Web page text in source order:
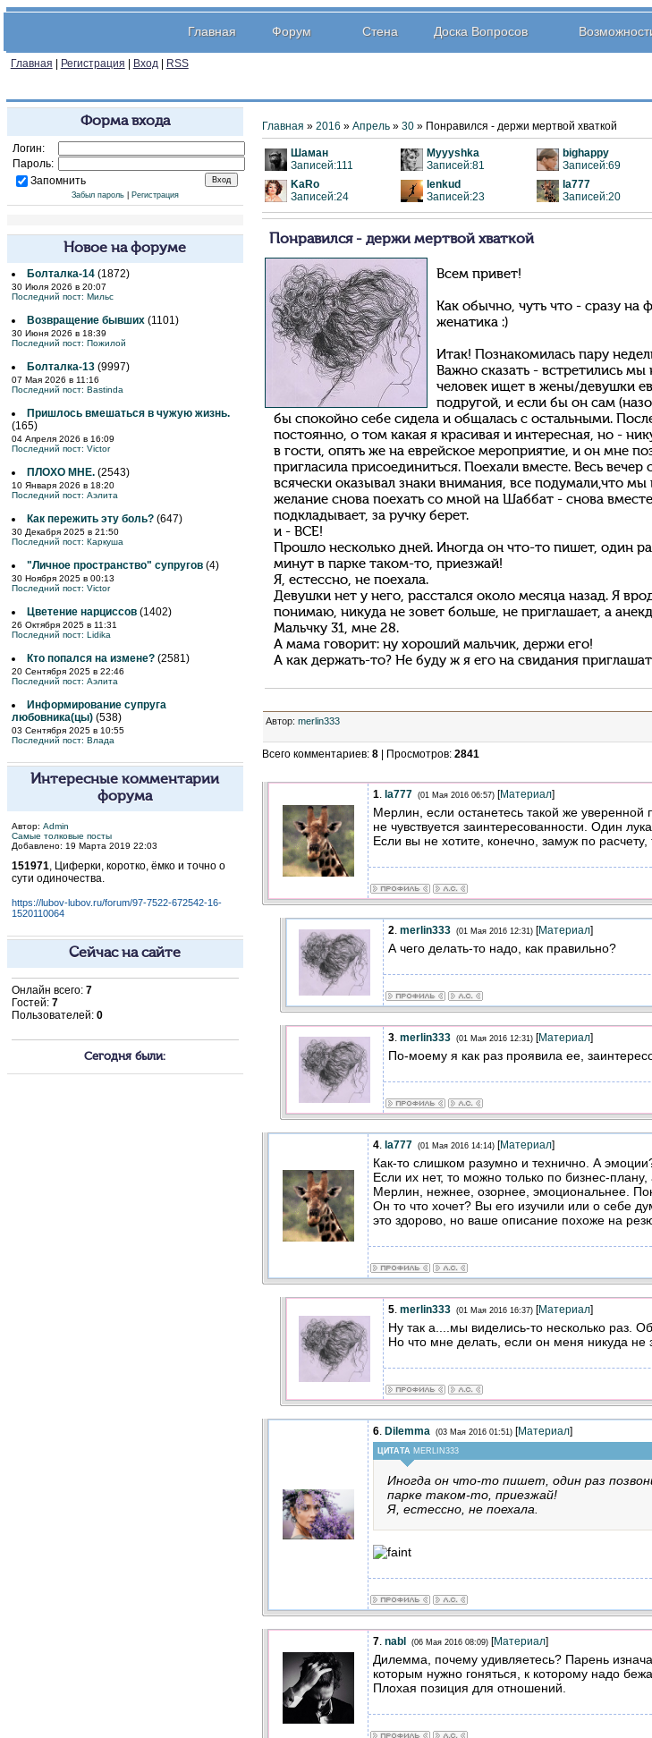
Главная Форум Стена Доска Вопросов
Главная Регистрация Вход| RSS
Форма входа
Логин:
Пароль:
Запомнить
Забыл пароль| Регистрация
Новое на форуме
Болталка-14(1872)
30 Июля 2026 в 20:07
Последний пост: Мильс
Возвращение бывших(1101)
30 Июня 2026 в 18:39
Последний пост: Пожилой
Болталка-13(9997)
07 Мая 2026 в 11:16
Последний пост: Bastinda
Пришлось вмешаться в чужую жизнь.
(165)
04 Апреля 2026 в 16:09
Последний пост: Victor
ПЛОХО МНЕ.(2543)
10 Января 2026 в 18:20
Последний пост: Аэлита
Как пережить эту боль?(647)
30 Декабря 2025 в 21:50
Последний пост: Каркуша
"Личное пространство" супругов(4)
30 Ноября 2025 в 00:13
Последний пост: Victor
Цветение нарциссов(1402)
26 Октября 2025 в 11:31
Последний пост: Lidika
Кто попался на измене?(2581)
20 Сентября 2025 в 22:46
Последний пост: Аэлита
Информирование супруга
любовника(цы)(538)
03 Сентября 2025 в 10:55
Последний пост: Влада
Интересные комментарии
форума
Автор: Admin
Самые толковые посты
Добавлено: 19 Марта 2019 22:03
151971, Циферки, коротко, ёмко и точно о
сути одиночества.
https://lubov-lubov.ru/forum/97-7522-672542-16-
1520110064
Сейчас на сайте
Онлайн всего: 7
Гостей: 7
Пользователей: 0
Сегодня были:
Главная » 2016 » Апрель » 30» Понравился - держи мертвой хваткой
Шаман
Записей:111
Myyyshka
Записей:81
bighappy
Записей:69
KaRo
Записей:24
lenkud
Записей:23
la777
Записей:20
Понравился - держи мертвой хваткой
Всем привет!
Как обычно, чуть что - сразу
женатика :)
Итак! Познакомилась пару
Важно сказать - встретились
человек ищет в жены/девушки
подругой, и если бы он сам
бы спокойно себе сидела и общалась с остальными.
постоянно, о том какая я красивая и интересная, но -
в гости, опять же на еврейское мероприятие, и он мне
пригласила присоединиться. Поехали вместе. Весь
всячески оказывал знаки внимания, все подумали,что
желание снова поехать со мной на Шаббат - снова
подкладывает, за ручку берет.
и - ВСЕ!
Прошло несколько дней. Иногда он что-то пишет, один
минут в парке таком-то, приезжай!
Я, естессно, не поехала.
Девушки нет у него, расстался около месяца назад. Я
понимаю, никуда не зовет больше, не приглашает, а
Мальчку 31, мне 28.
А мама говорит: ну хороший мальчик, держи его!
А как держать-то? Не буду ж я его на свидания
Автор: merlin333
Всего комментариев: 8| Просмотров: 2841
1. la777 (01 Мая 2016 06:57)[Материал]
Мерлин, если останетесь такой же уверенной
не чувствуется заинтересованности. Один
Если вы не хотите, конечно, замуж по
2. merlin333 (01 Мая 2016 12:31)[Материал]
А чего делать-то надо, как правильно?
3. merlin333 (01 Мая 2016 12:31)[Материал]
По-моему я как раз проявила ее,
4. la777 (01 Мая 2016 14:14)[Материал]
Как-то слишком разумно и технично. А
Если их нет, то можно только по бизнес-
Мерлин, нежнее, озорнее, эмоциональнее.
Он то что хочет? Вы его изучили или о себе
это здорово, но ваше описание похоже на
5. merlin333 (01 Мая 2016 16:37)[Материал]
Ну так а....мы виделись-то несколько раз.
Но что мне делать, если он меня никуда не
6. Dilemma (03 Мая 2016 01:51)[Материал]
ЦИТАТА MERLIN333
Иногда он что-то пишет, один раз
парке таком-то, приезжай!
Я, естессно, не поехала.
7. nabl (06 Мая 2016 08:09)[Материал]
Дилемма, почему удивляетесь? Парень
которым нужно гоняться, к которому надо
Плохая позиция для отношений.